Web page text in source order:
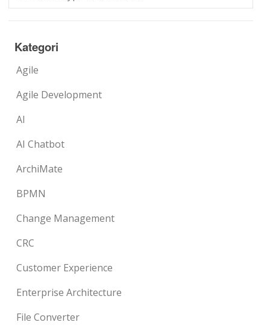
Kategori
Agile
Agile Development
AI
AI Chatbot
ArchiMate
BPMN
Change Management
CRC
Customer Experience
Enterprise Architecture
File Converter